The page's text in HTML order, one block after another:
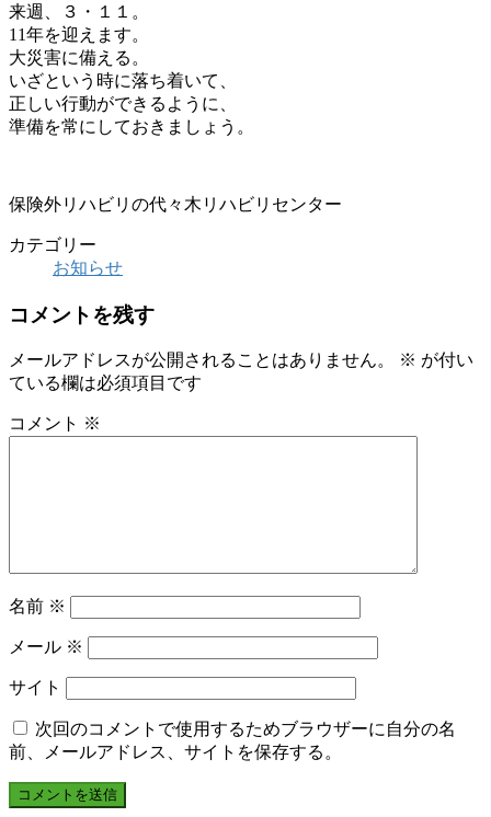
来週、３・１１。
11年を迎えます。
大災害に備える。
いざという時に落ち着いて、
正しい行動ができるように、
準備を常にしておきましょう。
保険外リハビリの代々木リハビリセンター
カテゴリー
お知らせ
コメントを残す
メールアドレスが公開されることはありません。 ※ が付い
ている欄は必須項目です
コメント ※
名前 ※
メール ※
サイト
次回のコメントで使用するためブラウザーに自分の名
前、メールアドレス、サイトを保存する。